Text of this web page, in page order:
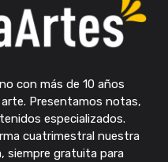
con más de 10 años
Presentamos notas,
especializados.
cuatrimestral nuestra
siempre gratuita para